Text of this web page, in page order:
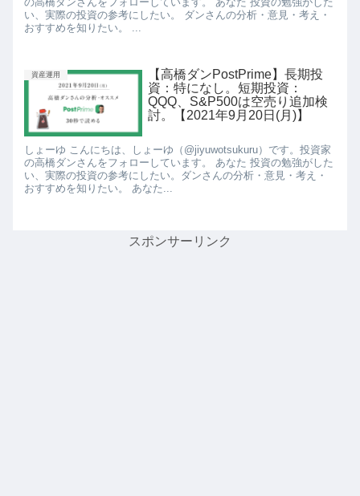
い、実際の投資の参考にしたい。 ダンさんの分析・意見・考え・
おすすめを知りたい。 ...
資産運用
【高橋ダンPostPrime】長期投
資：特になし。短期投資：
QQQ、S&P500は空売り追加検
討。【2021年9月20日(月)】
しょーゆ こんにちは、しょーゆ（@jiyuwotsukuru）です。投資家
の高橋ダンさんをフォローしています。 あなた 投資の勉強がした
い、実際の投資の参考にしたい。ダンさんの分析・意見・考え・
おすすめを知りたい。 あなた...
スポンサーリンク